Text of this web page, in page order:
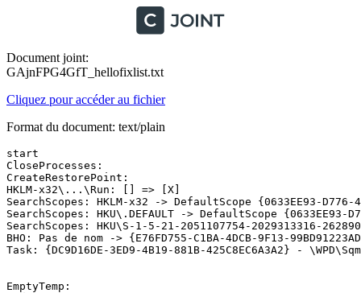
Document joint:
GAjnFPG4GfT_hellofixlist.txt
Cliquez pour accéder au fichier
Format du document: text/plain
start
CloseProcesses:
CreateRestorePoint:
HKLM-x32\...\Run: [] => [X]
SearchScopes: HKLM-x32 -> DefaultScope {0633EE93-D776-
SearchScopes: HKU\.DEFAULT -> DefaultScope {0633EE93-
SearchScopes: HKU\S-1-5-21-2051107754-2029313316-
BHO: Pas de nom -> {E76FD755-C1BA-4DCB-9F13-
Task: {DC9D16DE-3ED9-4B19-881B-425C8EC6A3A2} -
EmptyTemp: